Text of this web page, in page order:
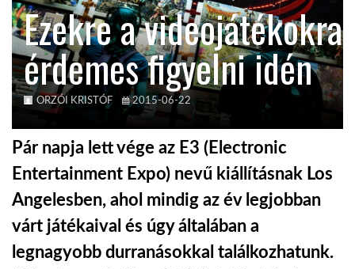
AUSZTRÁLIA
A VILÁG ITTHON
MÉDIA
GLOBOTV BP
HÍR3D
Ezekre a videojátékokra
érdemes figyelni idén
ORZÓI KRISTÓF 2015-06-22
Pár napja lett vége az E3 (Electronic
Entertainment Expo) nevű kiállításnak Los
Angelesben, ahol mindig az év legjobban
várt játékaival és úgy általában a
legnagyobb durranásokkal találkozhatunk.